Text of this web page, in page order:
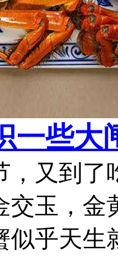
一些大
，又到了
交玉，金
似乎天